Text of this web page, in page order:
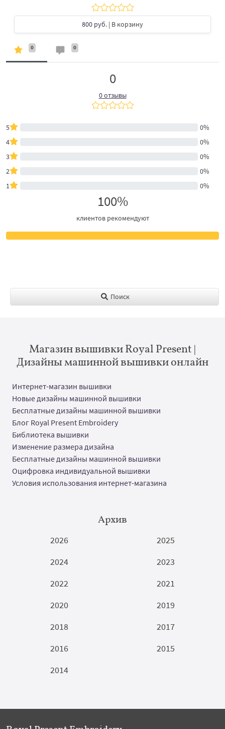
800 руб. | В корзину
0 0
0
0 отзывы
5
0%
4
0%
3
0%
2
0%
1
0%
100%
клиентов рекомендуют
Поиск
Магазин вышивки Royal Present |
Дизайны машинной вышивки онлайн
Интернет-магазин вышивки
Новые дизайны машинной вышивки
Бесплатные дизайны машинной вышивки
Блог Royal Present Embroidery
Библиотека вышивки
Изменение размера дизайна
Бесплатные дизайны машинной вышивки
Оцифровка индивидуальной вышивки
Условия использования интернет-магазина
Архив
2026
2025
2024
2023
2022
2021
2020
2019
2018
2017
2016
2015
2014